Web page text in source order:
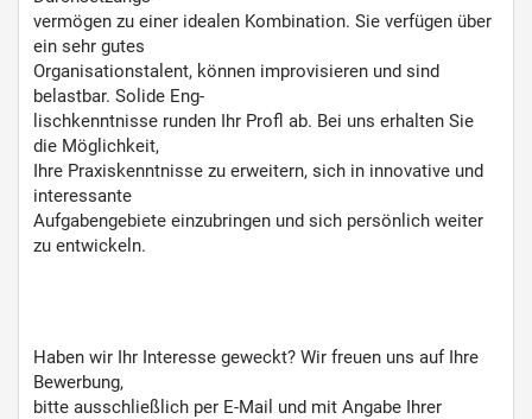
vermögen zu einer idealen Kombination. Sie verfügen über
ein sehr gutes
Organisationstalent, können improvisieren und sind
belastbar. Solide Eng-
lischkenntnisse runden Ihr Profl ab. Bei uns erhalten Sie
die Möglichkeit,
Ihre Praxiskenntnisse zu erweitern, sich in innovative und
interessante
Aufgabengebiete einzubringen und sich persönlich weiter
zu entwickeln.
Haben wir Ihr Interesse geweckt? Wir freuen uns auf Ihre
Bewerbung,
bitte ausschließlich per E-Mail und mit Angabe Ihrer